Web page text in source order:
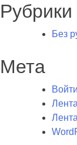
Рубрики
Без
Мета
Войти